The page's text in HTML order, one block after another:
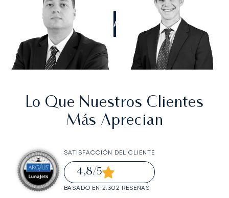
LLÁMANOS
Lo Que Nuestros Clientes
Más Aprecian
SATISFACCIÓN DEL CLIENTE
4,8/5
BASADO EN 2.302 RESEÑAS